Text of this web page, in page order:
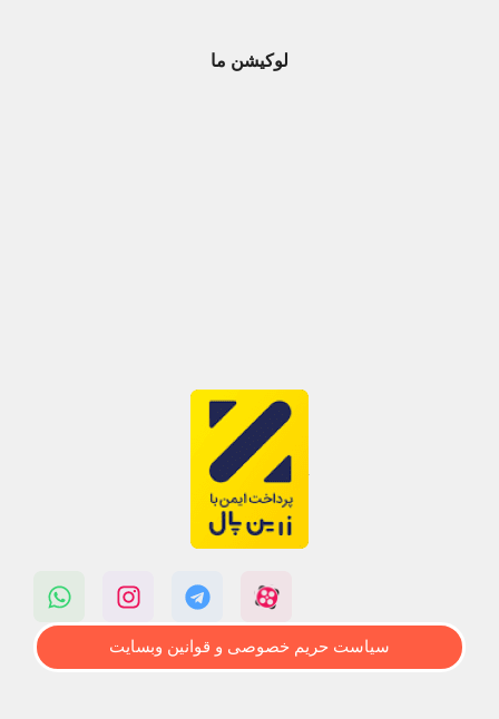
لوکیشن ما
سیاست حریم خصوصی و قوانین وبسایت